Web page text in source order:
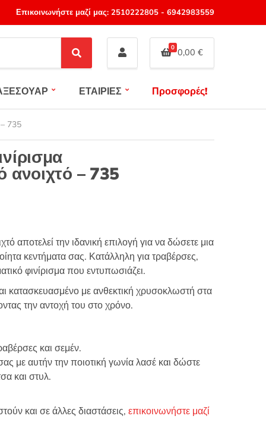
Επικοινωνήστε μαζί μας: 2510222805- 6942983559
S
e
c
0 0,00 €
ΕΤΑΙΡΙΕΣ Προσφορές!
735
– 735
αποτελεί την ιδανική επιλογή για να δώσετε μια
κεντήματα σας. Κατάλληλη για τραβέρσες,
φινίρισμα που εντυπωσιάζει.
κατασκευασμένο με ανθεκτική χρυσοκλωστή στα
την αντοχή του στο χρόνο.
και σεμέν.
με αυτήν την ποιοτική γωνία λασέ και δώστε
και στυλ.
και σε άλλες διαστάσεις, επικοινωνήστε μαζί